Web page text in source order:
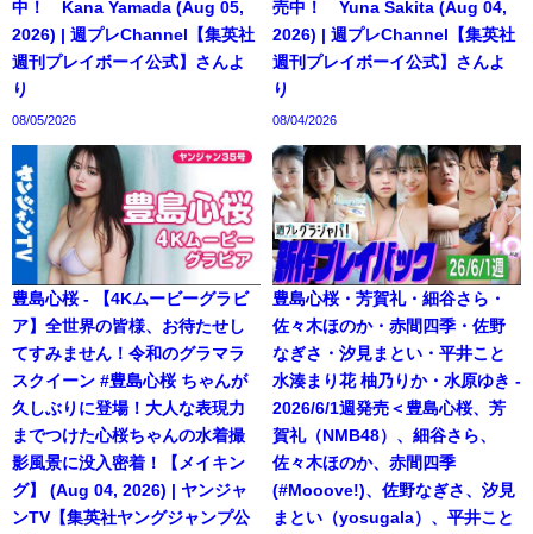
中！ Kana Yamada (Aug 05,
2026) | 週プレChannel【集英社
週刊プレイボーイ公式】さんよ
り
08/05/2026
売中！ Yuna Sakita (Aug 04,
2026) | 週プレChannel【集英社
週刊プレイボーイ公式】さんよ
り
08/04/2026
豊島心桜 - 【4Kムービーグラビ
ア】全世界の皆様、お待たせし
てすみません！令和のグラマラ
スクイーン #豊島心桜 ちゃんが
久しぶりに登場！大人な表現力
までつけた心桜ちゃんの水着撮
影風景に没入密着！【メイキン
グ】 (Aug 04, 2026) | ヤンジャ
ンTV【集英社ヤングジャンプ公
豊島心桜・芳賀礼・細谷さら・
佐々木ほのか・赤間四季・佐野
なぎさ・汐見まとい・平井こと
水湊まり花 柚乃りか・水原ゆき -
2026/6/1週発売＜豊島心桜、芳
賀礼（NMB48）、細谷さら、
佐々木ほのか、赤間四季
(#Mooove!)、佐野なぎさ、汐見
まとい（yosugala）、平井こと